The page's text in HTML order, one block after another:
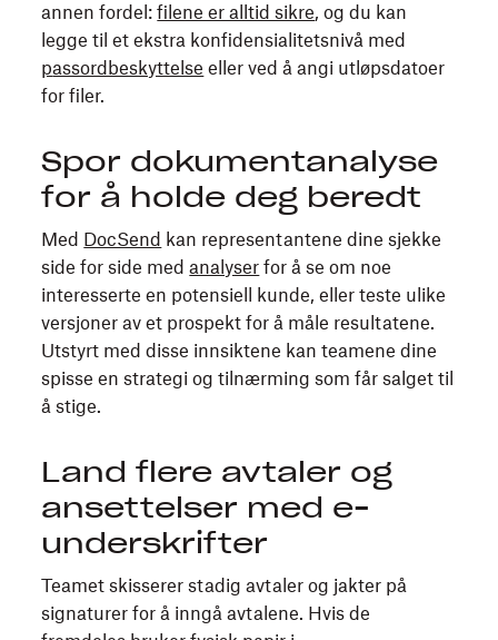
annen fordel:filene er alltid sikre, og du kan
legge til et ekstra konfidensialitetsnivå med
passordbeskyttelse eller ved å angi utløpsdatoer
for filer.
Spor dokumentanalyse
for å holde deg beredt
Med DocSend kan representantene dine sjekke
side for side medanalyser for å se om noe
interesserte en potensiell kunde, eller teste ulike
versjoner av et prospekt for å måle resultatene.
Utstyrt med disse innsiktene kan teamene dine
spisse en strategi og tilnærming som får salget til
å stige.
Land flere avtaler og
ansettelser med e-
underskrifter
Teamet skisserer stadig avtaler og jakter på
signaturer for å inngå avtalene. Hvis de